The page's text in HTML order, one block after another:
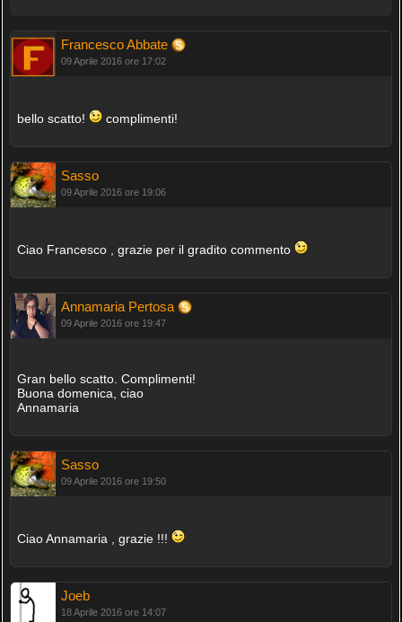
Francesco Abbate
09 Aprile 2016 ore 17:02
bello scatto! complimenti!
Sasso
09 Aprile 2016 ore 19:06
Ciao Francesco , grazie per il gradito commento
Annamaria Pertosa
09 Aprile 2016 ore 19:47
Gran bello scatto. Complimenti!
Buona domenica, ciao
Annamaria
Sasso
09 Aprile 2016 ore 19:50
Ciao Annamaria , grazie !!!
Joeb
18 Aprile 2016 ore 14:07